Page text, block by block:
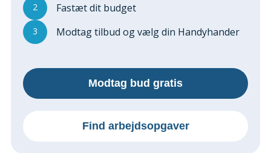
Udendørs
Kan Det Males?
MURER
Reparationer
Om Materialer
2 Fastæt dit budget
3 Modtag tilbud og vælg din Handyhander
Modtag bud gratis
Find arbejdsopgaver